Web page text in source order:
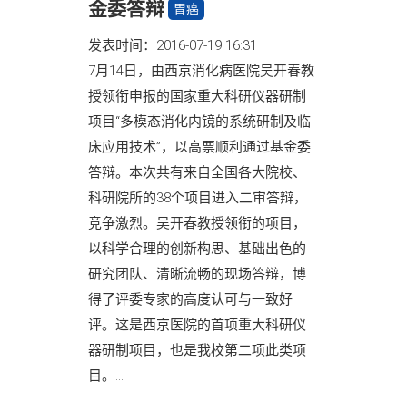
金委答辩
胃癌
发表时间：2016-07-19 16:31
7月14日，由西京消化病医院吴开春教
授领衔申报的国家重大科研仪器研制
项目“多模态消化内镜的系统研制及临
床应用技术”，以高票顺利通过基金委
答辩。本次共有来自全国各大院校、
科研院所的38个项目进入二审答辩，
竞争激烈。吴开春教授领衔的项目，
以科学合理的创新构思、基础出色的
研究团队、清晰流畅的现场答辩，博
得了评委专家的高度认可与一致好
评。这是西京医院的首项重大科研仪
器研制项目，也是我校第二项此类项
目。...